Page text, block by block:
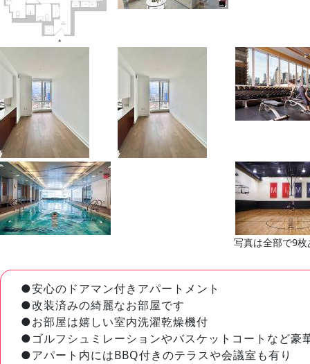
写真は全部で9
●安心のドアマン付きアパートメント
●改装済みの綺麗なお部屋です
●お部屋は嬉しい室内洗濯乾燥機付
●ゴルフシュミレーションやバスケットコートなど豪
●アパート内にはBBQ付きのテラスや会議室も有り